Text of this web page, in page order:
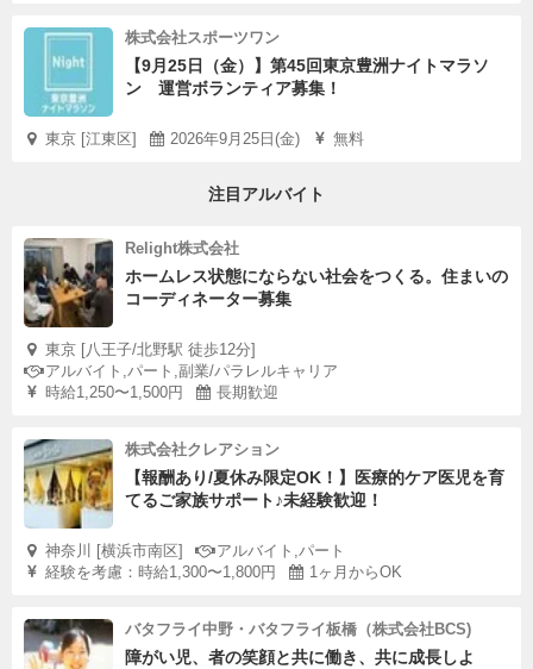
株式会社スポーツワン
【9月25日（金）】第45回東京豊洲ナイトマラソ
ン 運営ボランティア募集！
東京 [江東区] 2026年9月25日(金) 無料
注目アルバイト
Relight株式会社
ホームレス状態にならない社会をつくる。住まいの
コーディネーター募集
東京 [八王子/北野駅 徒歩12分]
アルバイト,パート,副業/パラレルキャリア
時給1,250〜1,500円
長期歓迎
株式会社クレアション
【報酬あり/夏休み限定OK！】医療的ケア医児を育
てるご家族サポート♪未経験歓迎！
神奈川 [横浜市南区]
アルバイト,パート
経験を考慮：時給1,300〜1,800円
1ヶ月からOK
バタフライ中野・バタフライ板橋（株式会社BCS)
障がい児、者の笑顔と共に働き、共に成長しよ